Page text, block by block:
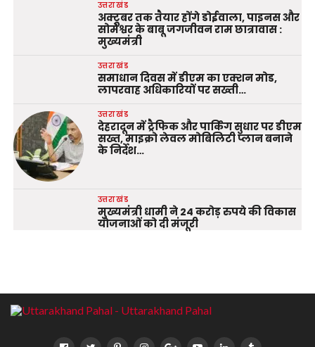
उत्तराखंड
अक्टूबर तक तैयार होंगे डोईवाला, पाइनस और
सोमेश्वर के बाबू जगजीवन राम छात्रावास :
मुख्यमंत्री
उत्तराखंड
समाधान दिवस में डीएम का एक्शन मोड,
लापरवाह अधिकारियों पर सख्ती…
उत्तराखंड
देहरादून में ट्रैफिक और पार्किंग सुधार पर डीएम
सख्त, माइक्रो लेवल मोबिलिटी प्लान बनाने
के निर्देश…
उत्तराखंड
मुख्यमंत्री धामी ने 24 करोड़ रुपये की विकास
योजनाओं को दी मंजूरी